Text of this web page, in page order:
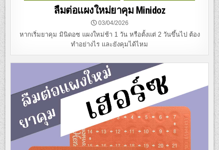
ลืมต่อแผงใหม่ยาคุม Minidoz
03/04/2026
หากเริ่มยาคุม มินิดอซ แผงใหม่ช้า 1 วัน หรือตั้งแต่ 2 วันขึ้นไป ต้อง
ทำอย่างไร และยังคุมได้ไหม